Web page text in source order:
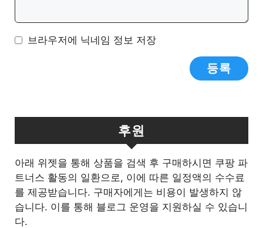
브라우저에 닉네임 정보 저장
후원
아래 위젯을 통해 상품을 검색 후 구매하시면 쿠팡 파
트너스 활동의 일환으로, 이에 따른 일정액의 수수료
를 제공받습니다. 구매자에게는 비용이 발생하지 않
습니다. 이를 통해 블로그 운영을 지원하실 수 있습니
다.